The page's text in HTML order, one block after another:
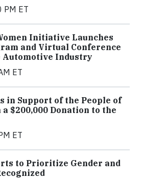
PM ET
Initiative Launches
and Virtual Conference
Automotive Industry
ET
in Support of the People of
$200,000 Donation to the
ET
to Prioritize Gender and